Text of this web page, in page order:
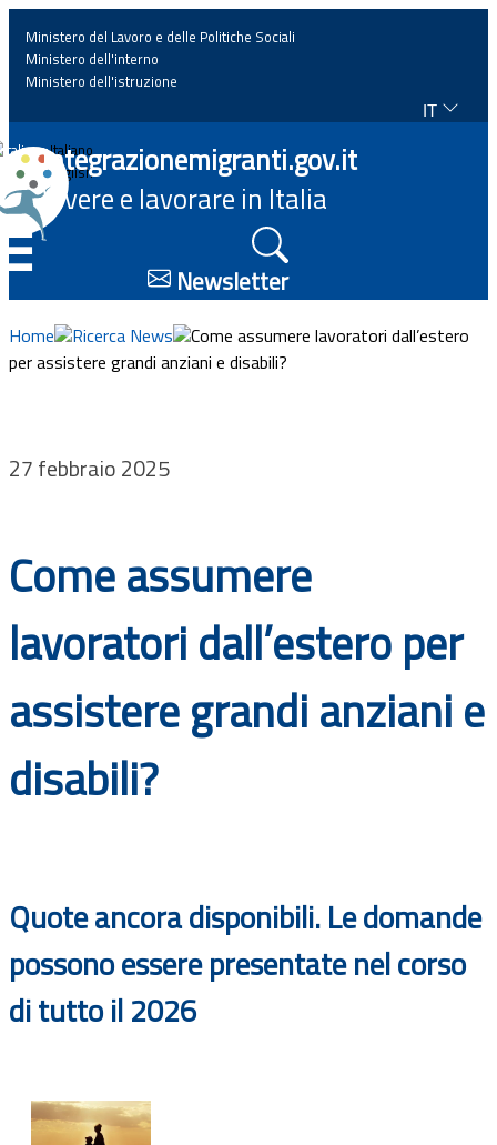
Home
News
Approfondimenti
Eventi
Progetti
Bandi
Guide
Ministero del Lavoro e delle Politiche Sociali
Ministero dell'interno
Ministero dell'istruzione
IT
Italiano
English
Integrazionemigranti.gov.it
Vivere e lavorare in Italia
Newsletter
Home Ricerca News
Come assumere lavoratori dall’estero
per assistere grandi anziani e disabili?
27 febbraio 2025
Come assumere
lavoratori dall’estero per
assistere grandi anziani e
disabili?
Quote ancora disponibili. Le domande
possono essere presentate nel corso
di tutto il 2026